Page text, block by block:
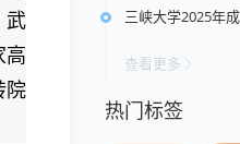
武
高
院
三峡大学2025年
查看更多
热门标签